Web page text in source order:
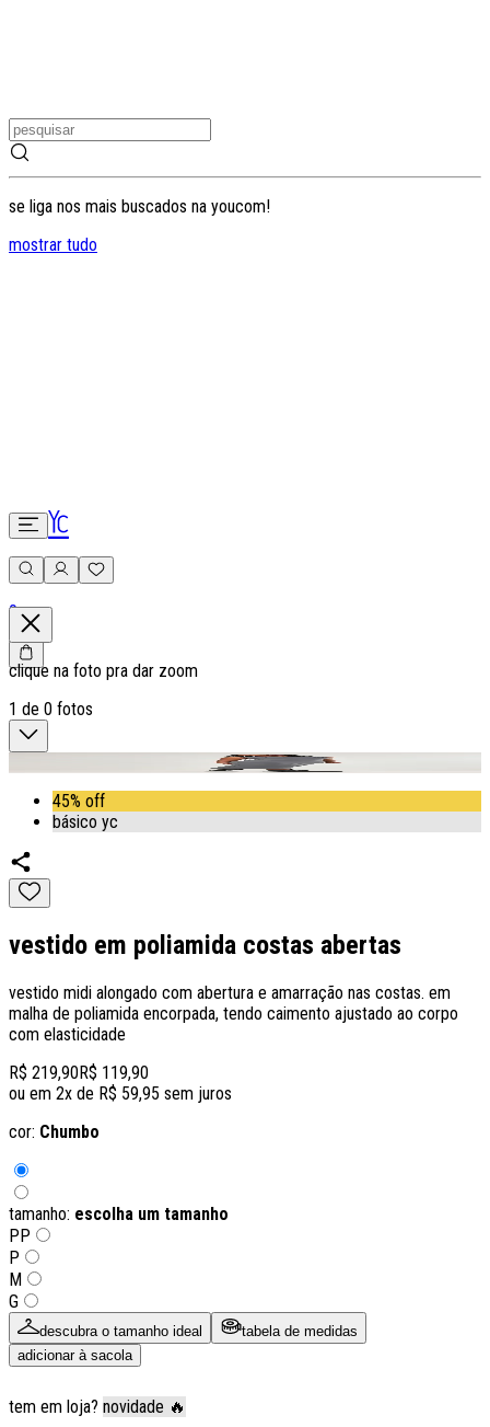
se liga nos mais buscados na youcom!
mostrar tudo
0
clique na foto pra dar zoom
1 de 0 fotos
45% off
básico yc
vestido em poliamida costas abertas
vestido midi alongado com abertura e amarração nas costas. em
malha de poliamida encorpada, tendo caimento ajustado ao corpo
com elasticidade
R$ 219,90R$ 119,90
ou em 2x de R$ 59,95 sem juros
cor: Chumbo
tamanho: escolha um tamanho
PP
P
M
G
descubra o tamanho ideal
tabela de medidas
adicionar à sacola
tem em loja? novidade 🔥